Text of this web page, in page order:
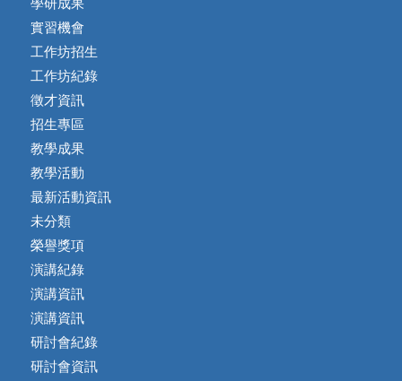
實習機會
工作坊招生
工作坊紀錄
徵才資訊
招生專區
教學成果
教學活動
最新活動資訊
未分類
榮譽獎項
演講紀錄
演講資訊
演講資訊
研討會紀錄
研討會資訊